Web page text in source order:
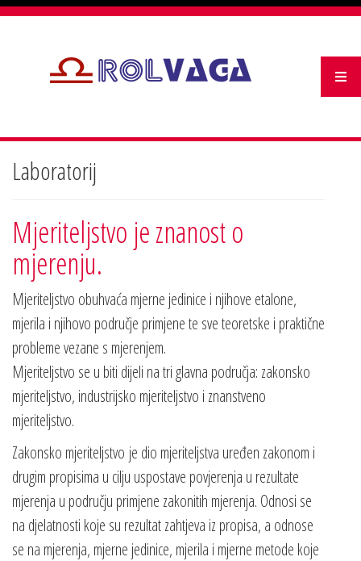
Laboratorij
Mjeriteljstvo je znanost o
mjerenju.
Mjeriteljstvo obuhvaća mjerne jedinice i njihove etalone,
mjerila i njihovo područje primjene te sve teoretske i praktične
probleme vezane s mjerenjem.
Mjeriteljstvo se u biti dijeli na tri glavna područja: zakonsko
mjeriteljstvo, industrijsko mjeriteljstvo i znanstveno
mjeriteljstvo.
Zakonsko mjeriteljstvo je dio mjeriteljstva uređen zakonom i
drugim propisima u cilju uspostave povjerenja u rezultate
mjerenja u području primjene zakonitih mjerenja. Odnosi se
na djelatnosti koje su rezultat zahtjeva iz propisa, a odnose
se na mjerenja, mjerne jedinice, mjerila i mjerne metode koje